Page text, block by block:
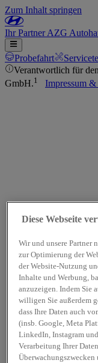
Zum Inhalt springen
IhrPartnerAZG
Probefahrt
Verantwortlich für
GmbH.1 Impressum
Diese Webseite
Wir und unsere Partner
zur Optimierung der
der Website-Nutzung
Inhalte und Werbung,
anzuzeigen. Indem Sie
willigen Sie außerdem
dass Ihre Daten auch
(insb. Google, Meta
LinkedIn, Instagram
Verarbeitung Ihrer